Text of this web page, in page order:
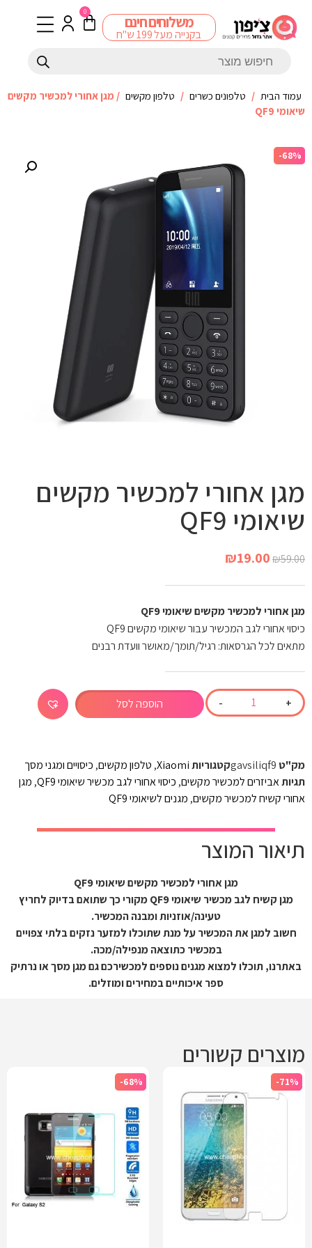
משלוחים חינם
בקנייה מעל 199 ש"ח
0
עמוד הבית / טלפונים כשרים / טלפון מקשים / מגן אחורי למכשיר מקשים
שיאומי QF9
-68%
מגן אחורי למכשיר מקשים
שיאומי QF9
₪59.00
₪19.00
מגן אחורי למכשיר מקשים שיאומי QF9
כיסוי אחורי לגב המכשיר עבור שיאומי מקשים QF9
מתאים לכל הגרסאות: רגיל/תומך/מאושר וועדת רבנים
+
- הוספה לסל
מק"ט gavsiliqf9קטגוריותXiaomi
, טלפון מקשים, כיסויים ומגני מסך
תגיותאביזרים למכשיר מקשים, כיסוי אחורי לגב מכשיר שיאומי QF9 , מגן
אחורי קשיח למכשיר מקשים, מגנים לשיאומי QF9
תיאור המוצר
מגן אחורי למכשיר מקשים שיאומי QF9
מגן קשיח לגב מכשיר שיאומי QF9 מקורי כך שתואם בדיוק לחריץ
טעינה/אוזניות ומבנה המכשיר.
חשוב למגן את המכשיר על מנת שתוכלו למזער נזקים בלתי צפויים
במכשיר כתוצאה מנפילה/מכה.
באתרנו, תוכלו למצוא מגנים נוספים למכשירכם גם מגן מסך או נרתיק
ספר איכותיים במחירים ומוזלים.
מוצרים קשורים
-71%
-68%